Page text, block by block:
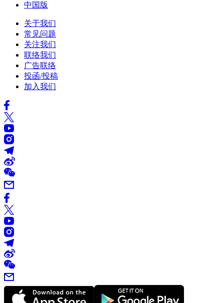
中国版
关于我们
常见问题
关注我们
联络我们
广告联络
投函/投稿
加入我们